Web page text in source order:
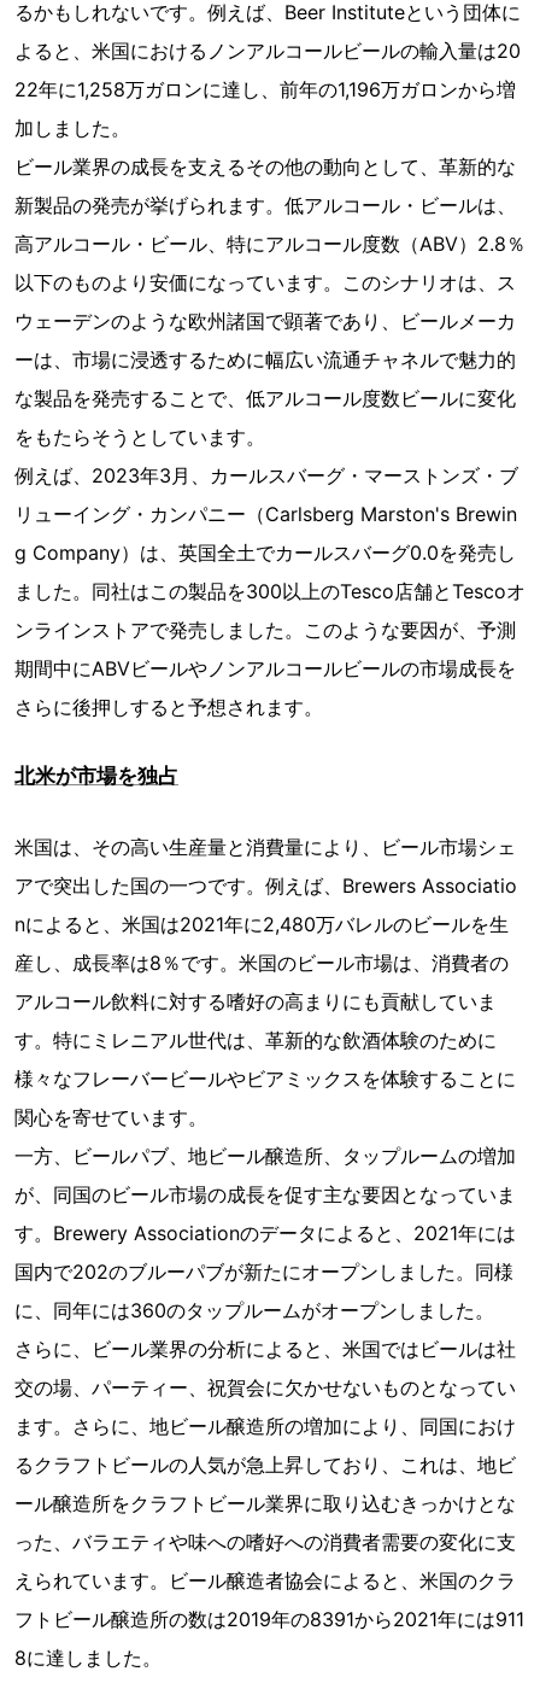
るかもしれないです。例えば、Beer Instituteという団体に
よると、米国におけるノンアルコールビールの輸入量は20
22年に1,258万ガロンに達し、前年の1,196万ガロンから増
加しました。
ビール業界の成長を支えるその他の動向として、革新的な
新製品の発売が挙げられます。低アルコール・ビールは、
高アルコール・ビール、特にアルコール度数（ABV）2.8％
以下のものより安価になっています。このシナリオは、ス
ウェーデンのような欧州諸国で顕著であり、ビールメーカ
ーは、市場に浸透するために幅広い流通チャネルで魅力的
な製品を発売することで、低アルコール度数ビールに変化
をもたらそうとしています。
例えば、2023年3月、カールスバーグ・マーストンズ・ブ
リューイング・カンパニー（Carlsberg Marston's Brewin
g Company）は、英国全土でカールスバーグ0.0を発売し
ました。同社はこの製品を300以上のTesco店舗とTescoオ
ンラインストアで発売しました。このような要因が、予測
期間中にABVビールやノンアルコールビールの市場成長を
さらに後押しすると予想されます。
北米が市場を独占
米国は、その高い生産量と消費量により、ビール市場シェ
アで突出した国の一つです。例えば、Brewers Associatio
nによると、米国は2021年に2,480万バレルのビールを生
産し、成長率は8％です。米国のビール市場は、消費者の
アルコール飲料に対する嗜好の高まりにも貢献していま
す。特にミレニアル世代は、革新的な飲酒体験のために
様々なフレーバービールやビアミックスを体験することに
関心を寄せています。
一方、ビールパブ、地ビール醸造所、タップルームの増加
が、同国のビール市場の成長を促す主な要因となっていま
す。Brewery Associationのデータによると、2021年には
国内で202のブルーパブが新たにオープンしました。同様
に、同年には360のタップルームがオープンしました。
さらに、ビール業界の分析によると、米国ではビールは社
交の場、パーティー、祝賀会に欠かせないものとなってい
ます。さらに、地ビール醸造所の増加により、同国におけ
るクラフトビールの人気が急上昇しており、これは、地ビ
ール醸造所をクラフトビール業界に取り込むきっかけとな
った、バラエティや味への嗜好への消費者需要の変化に支
えられています。ビール醸造者協会によると、米国のクラ
フトビール醸造所の数は2019年の8391から2021年には911
8に達しました。